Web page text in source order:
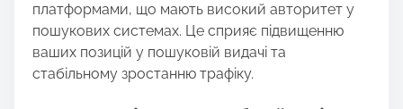
платформами, що мають високий авторитет у
пошукових системах. Це сприяє підвищенню
ваших позицій у пошуковій видачі та
стабільному зростанню трафіку.